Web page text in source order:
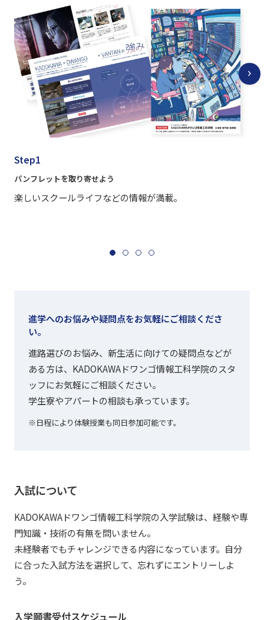
Step1
パンフレットを取り寄せよう
楽しいスクールライフなどの情報が満載。
進学へのお悩みや疑問点をお気軽にご相談くださ
い。
進路選びのお悩み、新生活に向けての疑問点などが
ある方は、KADOKAWAドワンゴ情報工科学院のスタ
ッフにお気軽にご相談ください。
学生寮やアパートの相談も承っています。
※日程により体験授業も同日参加可能です。
入試について
KADOKAWAドワンゴ情報工科学院の入学試験は、経験や専
門知識・技術の有無を問いません。
未経験者でもチャレンジできる内容になっています。自分
に合った入試方法を選択して、忘れずにエントリーしよ
う。
入学願書受付スケジュール